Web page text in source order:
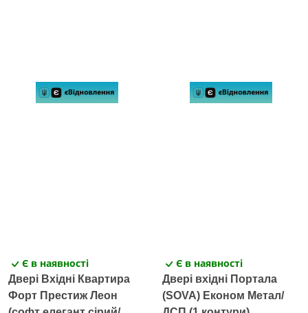
Є в наявності
Двері Вхідні Квартира
Форт Престиж Леон
Є в наявності
Двері вхідні Портала
(SOVA) Економ Метал/